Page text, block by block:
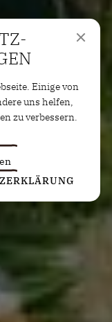
Einige von
uns helfen,
zu verbessern.
Diese
wie wir
können.
oder